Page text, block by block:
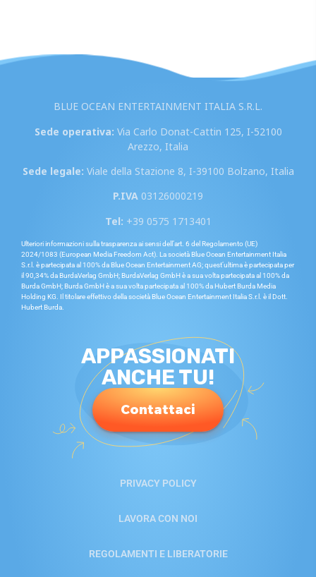
BLUE OCEAN ENTERTAINMENT ITALIA S.R.L.
Sede operativa: Via Carlo Donat-Cattin 125, I-52100
Arezzo, Italia
Sede legale: Viale della Stazione 8, I-39100 Bolzano, Italia
P.IVA 03126000219
Tel: +39 0575 1713401
Ulteriori informazioni sulla trasparenza ai sensi dell’art. 6 del Regolamento (UE)
2024/1083 (European Media Freedom Act). La società Blue Ocean Entertainment Italia
S.r.l. è partecipata al 100% da Blue Ocean Entertainment AG; quest’ultima è partecipata per
il 90,34% da BurdaVerlag GmbH; BurdaVerlag GmbH è a sua volta partecipata al 100% da
Burda GmbH; Burda GmbH è a sua volta partecipata al 100% da Hubert Burda Media
Holding KG. Il titolare effettivo della società Blue Ocean Entertainment Italia S.r.l. è il Dott.
Hubert Burda.
APPASSIONATI
ANCHE TU!
Contattaci
PRIVACY POLICY
LAVORA CON NOI
REGOLAMENTI E LIBERATORIE